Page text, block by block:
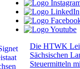
Die HTWK
Sächsischen
Steuermitteln